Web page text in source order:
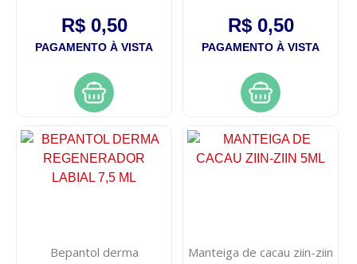
R$ 0,50
PAGAMENTO À VISTA
R$ 0,50
PAGAMENTO À VISTA
Bepantol derma
Manteiga de cacau ziin-ziin